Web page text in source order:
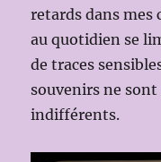
retards dans mes
au quotidien se
de traces
souvenirs ne
indifférents.